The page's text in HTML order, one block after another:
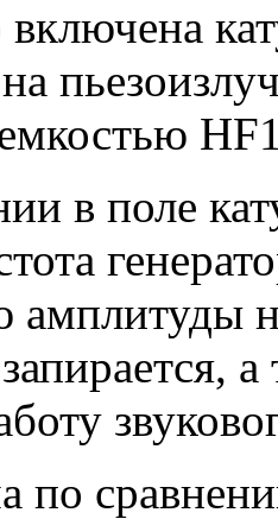
включена
в поле
а
по